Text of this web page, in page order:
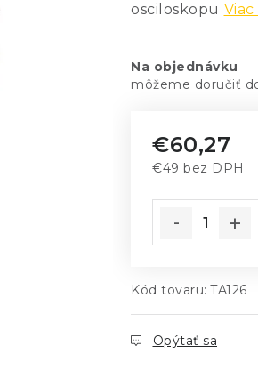
osciloskopu
Na objednávku
€60,27
€49 bez DPH
Kód tovaru: TA126
Opýtať sa